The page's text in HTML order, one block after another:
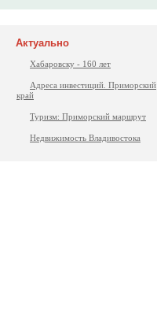
Актуально
Хабаровску - 160 лет
Адреса инвестиций. Приморский
край
Туризм: Приморский маршрут
Недвижимость Владивостока